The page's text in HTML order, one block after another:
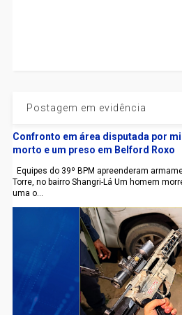
Postagem em evidência
Confronto em área disputada por
morto e um preso em Belford Roxo
Equipes do 39º BPM apreenderam
Torre, no bairro Shangri-Lá Um homem
uma o...